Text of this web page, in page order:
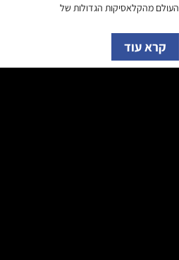
העולם מהקלאסיקות הגדולות של
קרא עוד